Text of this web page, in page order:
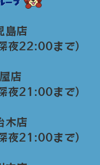
島店
22:00まで）
店
21:00まで）
木店
21:00まで）